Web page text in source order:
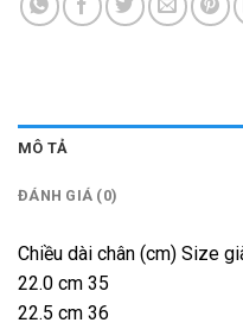
MÔ TẢ
ĐÁNH GIÁ (0)
Chiều dài chân (cm) Size
22.0 cm 35
22.5 cm 36